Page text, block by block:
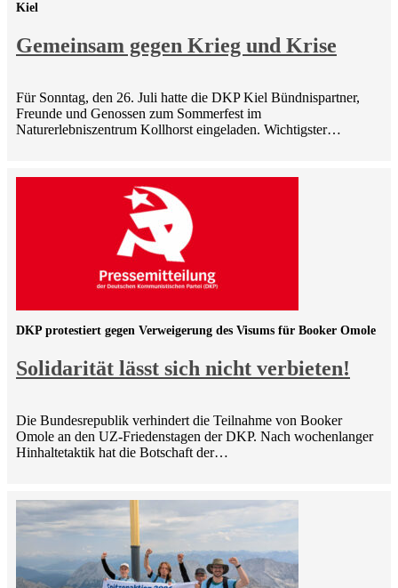
Gemeinsam gegen Krieg und Krise
Kiel
Für Sonntag, den 26. Juli hatte die DKP Kiel Bündnispartner,
Freunde und Genossen zum Sommerfest im
Naturerlebniszentrum Kollhorst eingeladen. Wichtigster…
Solidarität lässt sich nicht verbieten!
DKP protestiert gegen Verweigerung des Visums für Booker Omole
Die Bundesrepublik verhindert die Teilnahme von Booker
Omole an den UZ-Friedenstagen der DKP. Nach wochenlanger
Hinhaltetaktik hat die Botschaft der…